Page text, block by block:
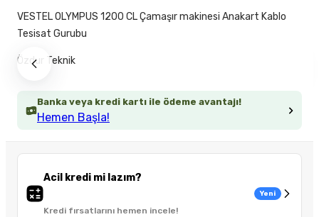
Banka veya kredi kartı ile ödeme avantajı!
Hemen Başla!
Acil kredi mi lazım?
Kredi fırsatlarını hemen incele!
Yeni
VESTEL OLYMPUS 1200 CL Çamaşır makinesi Anakart Kablo
Tesisat Gurubu
Özdur Teknik